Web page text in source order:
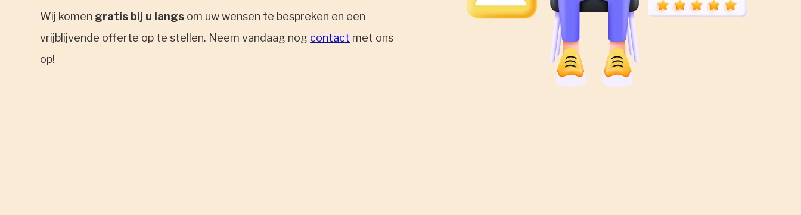
Wij komen gratis bij u langs om uw wensen te bespreken en een
vrijblijvende offerte op te stellen. Neem vandaag nog contact met ons
op!